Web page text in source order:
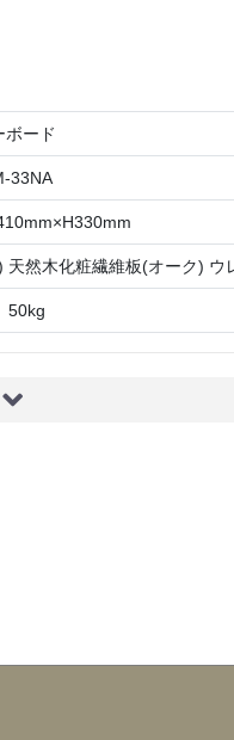
ボード
33NA
天然木化粧繊維板(オーク) ウ
50kg